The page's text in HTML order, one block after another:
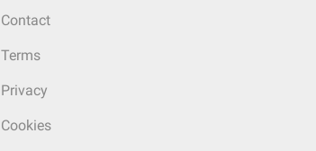
Contact
Terms
Privacy
Cookies